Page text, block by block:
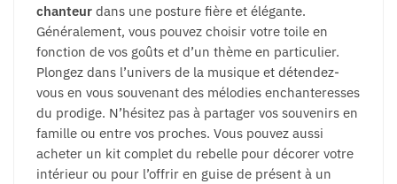
chanteur dans une posture fière et élégante.
Généralement, vous pouvez choisir votre toile en
fonction de vos goûts et d’un thème en particulier.
Plongez dans l’univers de la musique et détendez-
vous en vous souvenant des mélodies enchanteresses
du prodige. N’hésitez pas à partager vos souvenirs en
famille ou entre vos proches. Vous pouvez aussi
acheter un kit complet du rebelle pour décorer votre
intérieur ou pour l’offrir en guise de présent à un